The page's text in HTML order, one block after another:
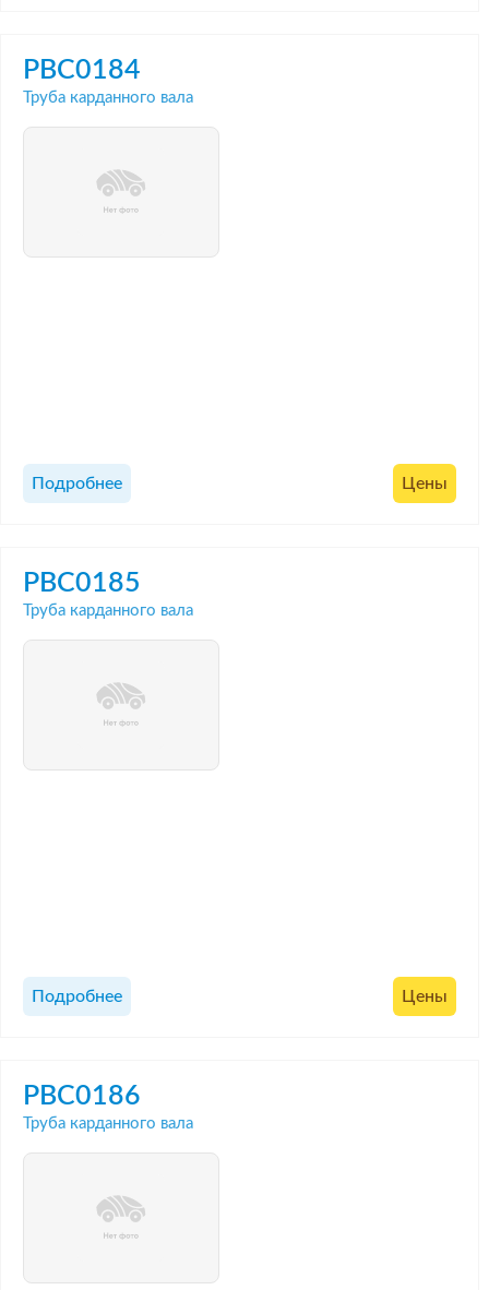
PBC0184
Труба карданного вала
Подробнее Цены
PBC0185
Труба карданного вала
Подробнее Цены
PBC0186
Труба карданного вала